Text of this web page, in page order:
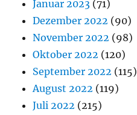
Januar 2023 (71)
Dezember 2022 (90)
November 2022 (98)
Oktober 2022 (120)
September 2022 (115)
August 2022 (119)
Juli 2022 (215)